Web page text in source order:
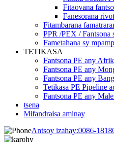
Fitaovana
Fanesorana
Fitambarana
PPR /PEX / Fantsona
Fametahana sy
TETIKASA
Fantsona PE any
Fantsona PE any
Fantsona PE any
Tetikasa PE Pipeline
Fantsona PE any
tsena
Mifandraisa aminay
Antsoy izahay:0086-